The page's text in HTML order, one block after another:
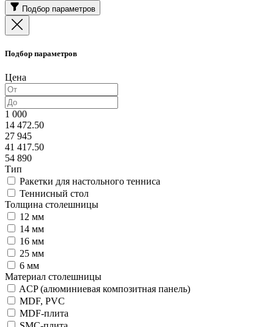
Подбор параметров
Подбор параметров
Цена
1 000
14 472.50
27 945
41 417.50
54 890
Тип
Ракетки для настольного тенниса
Теннисный стол
Толщина столешницы
12 мм
14 мм
16 мм
25 мм
6 мм
Материал столешницы
ACP (алюминиевая композитная панель)
MDF, PVC
MDF-плита